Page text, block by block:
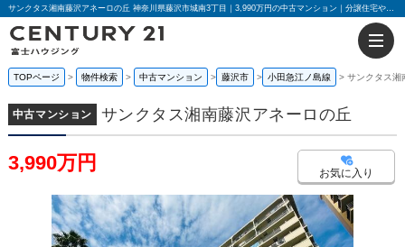
サンクタス湘南藤沢アネーロの丘 神奈川県藤沢市城南3丁目｜3,990万円の中古マンション｜分譲住宅や新築物件｜センチュリー21富士ハウジング
TOPページ 物件検索 中古マンション 藤沢市 小田急江ノ島線 サンクタス湘
中古マンション サンクタス湘南藤沢アネーロの丘
3,990万円 お気に入り